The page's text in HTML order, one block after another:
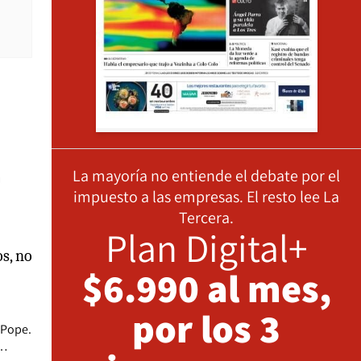
no
La mayoría no entiende el debate por el
impuesto a las empresas. El resto lee La
Tercera.
Plan Digital+
$6.990 al mes,
por los 3